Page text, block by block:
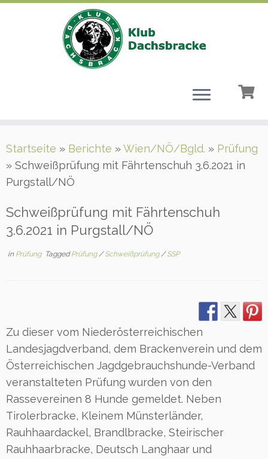
Inhalt
springen
Startseite » Berichte »Wien/NÖ/Bgld. » Prüfung
» Schweißprüfung mit Fährtenschuh 3.6.2021 in
Purgstall/NÖ
Schweißprüfung mit Fährtenschuh
3.6.2021 in Purgstall/NÖ
in Prüfung TaggedPrüfung/Schweißprüfung/SSP
Zu dieser vom Niederösterreichischen
Landesjagdverband, dem Brackenverein und dem
Österreichischen Jagdgebrauchshunde-Verband
veranstalteten Prüfung wurden von den
Rassevereinen 8 Hunde gemeldet. Neben
Tirolerbracke, Kleinem Münsterländer,
Rauhhaardackel, Brandlbracke, Steirischer
Rauhhaarbracke, Deutsch Langhaar und